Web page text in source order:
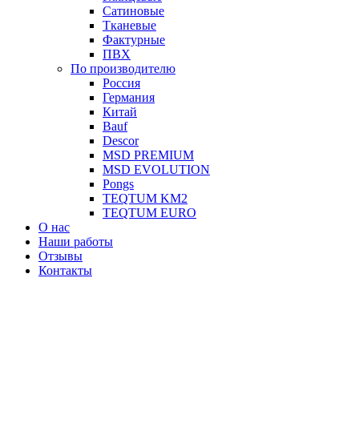
Сатиновые
Тканевые
Фактурные
ПВХ
По производителю
Россия
Германия
Китай
Вauf
Descor
MSD PREMIUM
MSD EVOLUTION
Pongs
TEQTUM KM2
TEQTUM EURO
О нас
Наши работы
Отзывы
Контакты